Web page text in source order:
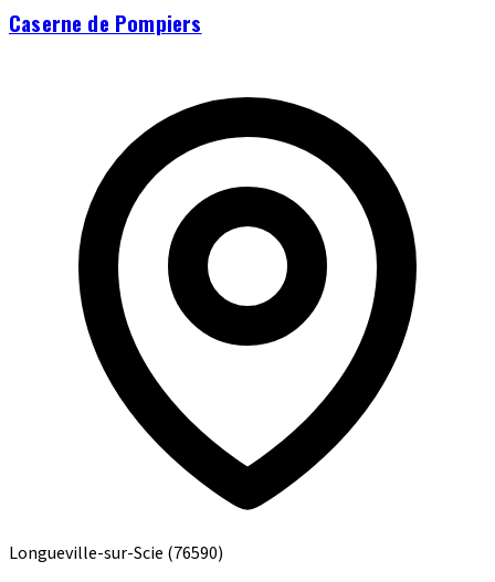
Caserne de Pompiers
Longueville-sur-Scie (76590)